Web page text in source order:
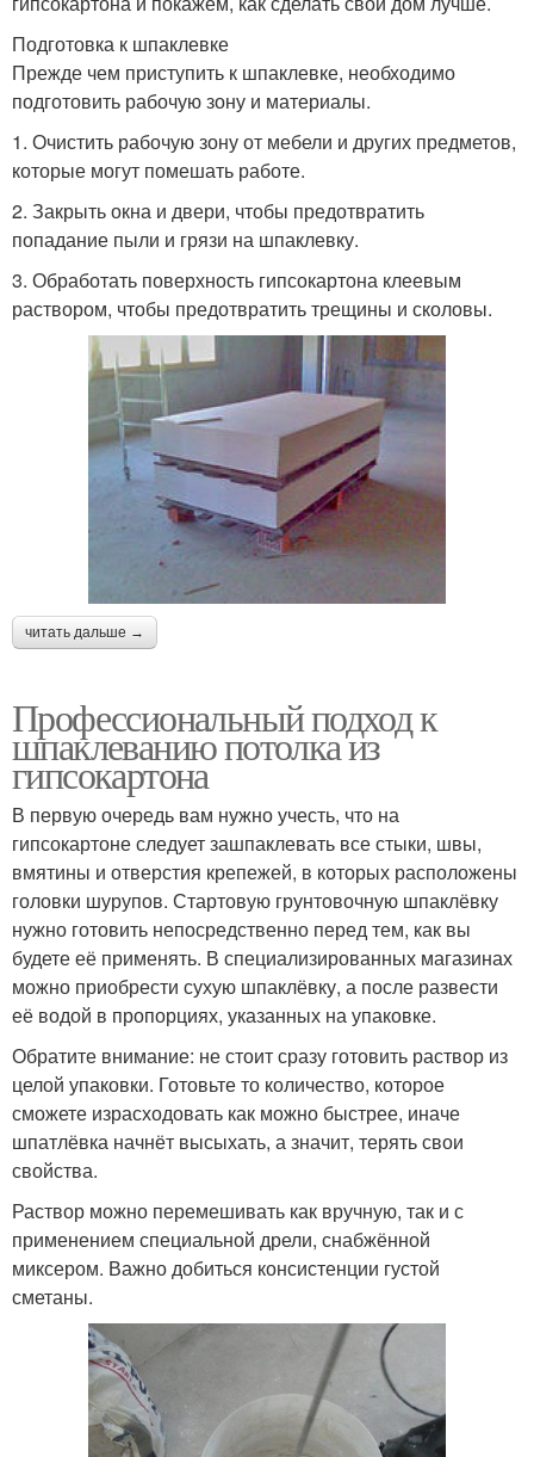
Подготовка к шпаклевке
Прежде чем приступить к шпаклевке, необходимо
подготовить рабочую зону и материалы.
1. Очистить рабочую зону от мебели и других предметов,
которые могут помешать работе.
2. Закрыть окна и двери, чтобы предотвратить
попадание пыли и грязи на шпаклевку.
3. Обработать поверхность гипсокартона клеевым
раствором, чтобы предотвратить трещины и сколовы.
читать дальше →
Профессиональный подход к
шпаклеванию потолка из
гипсокартона
В первую очередь вам нужно учесть, что на
гипсокартоне следует зашпаклевать все стыки, швы,
вмятины и отверстия крепежей, в которых расположены
головки шурупов. Стартовую грунтовочную шпаклёвку
нужно готовить непосредственно перед тем, как вы
будете её применять. В специализированных магазинах
можно приобрести сухую шпаклёвку, а после развести
её водой в пропорциях, указанных на упаковке.
Обратите внимание: не стоит сразу готовить раствор из
целой упаковки. Готовьте то количество, которое
сможете израсходовать как можно быстрее, иначе
шпатлёвка начнёт высыхать, а значит, терять свои
свойства.
Раствор можно перемешивать как вручную, так и с
применением специальной дрели, снабжённой
миксером. Важно добиться консистенции густой
сметаны.